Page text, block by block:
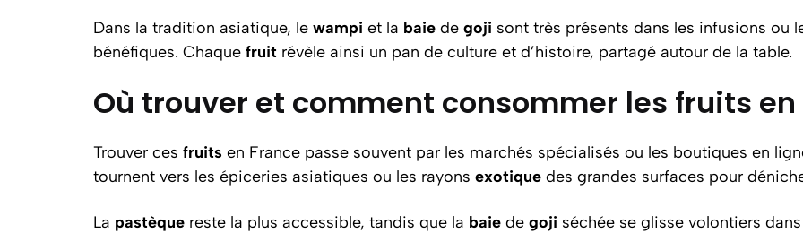
Dans la tradition asiatique, le wampi et la baie de goji sont très présents dans les infusions ou
bénéfiques. Chaque fruit révèle ainsi un pan de culture et d’histoire, partagé autour de la table.
Où trouver et comment consommer les fruits en
Trouver ces fruits en France passe souvent par les marchés spécialisés ou les boutiques en
tournent vers les épiceries asiatiques ou les rayons exotique des grandes surfaces pour
La pastèque reste la plus accessible, tandis que la baie de goji séchée se glisse volontiers